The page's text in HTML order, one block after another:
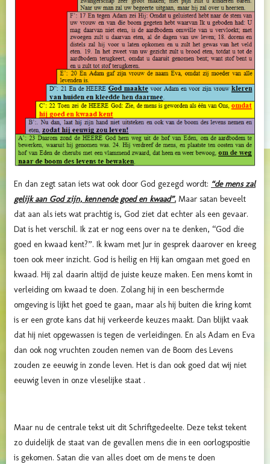
En dan zegt satan iets wat ook door God gezegd wordt: “de mens zal
gelijk aan God zijn, kennende goed en kwaad”. Maar satan beveelt
dat aan als iets wat prachtig is, God ziet dat echter als een gevaar.
Dat is het verschil. Ik zat er nog eens over na te denken, “God die
goed en kwaad kent?”. Ik kwam met Jur in gesprek daarover en kreeg
toen ook meer inzicht. God is heilig en Hij kan omgaan met goed en
kwaad. Hij zal daarin altijd de juiste keuze maken. Een mens komt in
verleiding om kwaad te doen. Zolang hij in een beschermde
omgeving is lijkt het goed te gaan, maar als hij buiten die kring komt
is er een grote kans dat hij verkeerde keuzes maakt. Dan blijkt vaak
dat hij niet opgewassen is tegen de verleidingen. En als Adam en Eva
dan ook nog vruchten zouden nemen van de Boom des Levens
zouden ze eeuwig in zonde leven. Het is dan ook goed dat wij niet
eeuwig leven in onze vleselijke staat .
Maar nu de centrale tekst uit dit Schriftgedeelte. Deze tekst tekent
zo duidelijk de staat van de gevallen mens die in een oorlogspositie
is gekomen. Satan die van alles doet om de mens te doen